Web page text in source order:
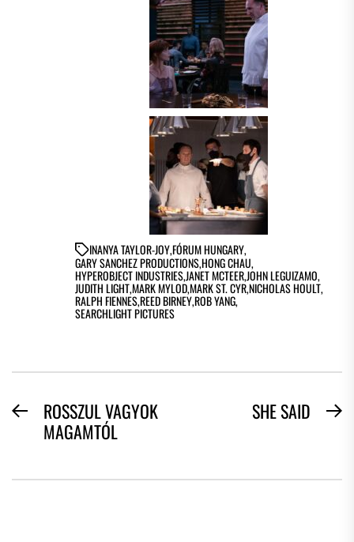
INANYA TAYLOR-JOY,FÓRUM HUNGARY,
GARY SANCHEZ PRODUCTIONS,HONG CHAU,
HYPEROBJECT INDUSTRIES,JANET MCTEER,JOHN LEGUIZAMO,
JUDITH LIGHT,MARK MYLOD,MARK ST. CYR,NICHOLAS HOULT,
RALPH FIENNES,REED BIRNEY,ROB YANG,
SEARCHLIGHT PICTURES
BEJEGYZÉS
NAVIGÁCIÓ
PreviousROSSZUL VAGYOK
MAGAMTÓL
SHE SAID